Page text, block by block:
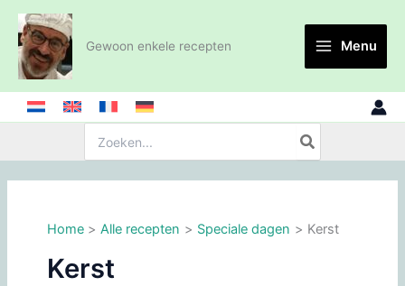
naar
inhoud
Gewoon enkele recepten Menu
Home Alle recepten Speciale dagen Kerst
Kerst